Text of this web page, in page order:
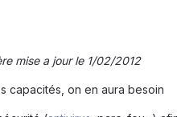
mise a jour le 1/02/2012
capacités, on en aura besoin